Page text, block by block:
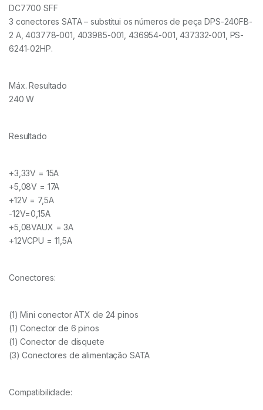
DC7700 SFF
3 conectores SATA – substitui os números de peça DPS-240FB-
2 A, 403778-001, 403985-001, 436954-001, 437332-001, PS-
6241-02HP.
Máx. Resultado
240 W
Resultado
+3,33V = 15A
+5,08V = 17A
+12V = 7,5A
-12V=0,15A
+5,08VAUX = 3A
+12VCPU = 11,5A
Conectores:
(1) Mini conector ATX de 24 pinos
(1) Conector de 6 pinos
(1) Conector de disquete
(3) Conectores de alimentação SATA
Compatibilidade: